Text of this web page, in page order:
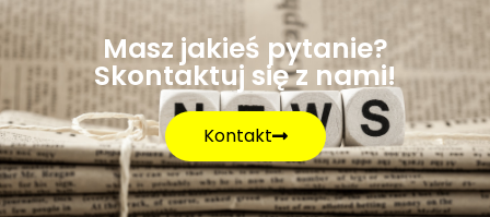
Masz jakieś pytanie?
Skontaktuj się z nami!
Kontakt